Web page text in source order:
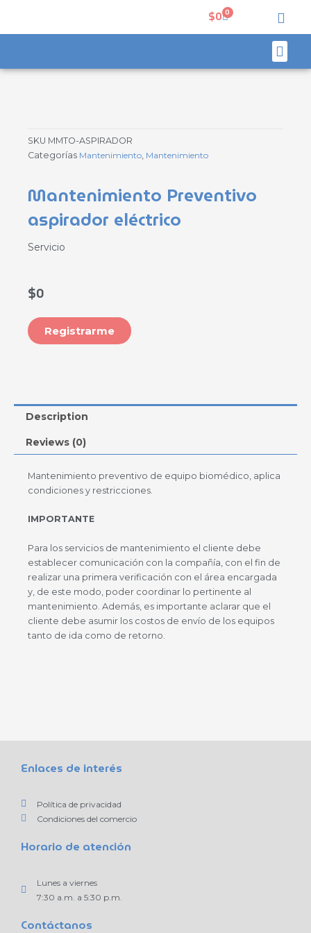
contenido
$0 0Carrito
SKU MMTO-ASPIRADOR
Categorías Mantenimiento Mantenimiento
Mantenimiento Preventivo
aspirador eléctrico
Servicio
$0
Registrarme
Description
Reviews (0)
Mantenimiento preventivo de equipo biomédico, aplica
condiciones y restricciones.
IMPORTANTE
Para los servicios de mantenimiento el cliente debe
establecer comunicación con la compañía, con el fin de
realizar una primera verificación con el área encargada
y, de este modo, poder coordinar lo pertinente al
mantenimiento. Además, es importante aclarar que el
cliente debe asumir los costos de envío de los equipos
tanto de ida como de retorno.
Enlaces de interés
Política de privacidad
Condiciones del comercio
Horario de atención
Lunes a viernes
7:30 a.m. a 5:30 p.m.
Contáctanos